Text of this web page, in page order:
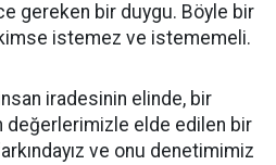
gereken bir duygu. Böyle bir
kimse istemez ve istememeli.
iradesinin elinde, bir
değerlerimizle elde edilen bir
ve onu denetimimiz